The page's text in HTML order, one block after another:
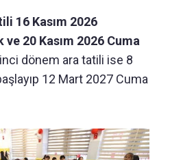
16 Kasım 2026
20 Kasım 2026 Cuma
dönem ara tatili ise 8
12 Mart 2027 Cuma